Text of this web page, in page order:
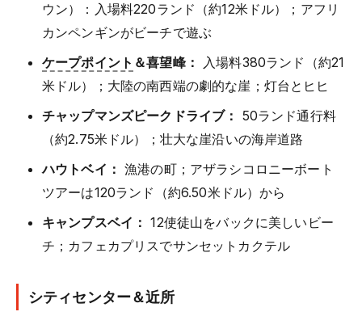
ウン）：入場料220ランド（約12米ドル）；アフリ
カンペンギンがビーチで遊ぶ
ケープポイント ＆喜望峰：
入場料380ランド（約21
米ドル）；大陸の南西端の劇的な崖；灯台とヒヒ
チャップマンズピークドライブ： 50ランド通行料
（約2.75米ドル）；壮大な崖沿いの海岸道路
ハウトベイ： 漁港の町；アザラシコロニーボート
ツアーは120ランド（約6.50米ドル）から
キャンプスベイ： 12使徒山をバックに美しいビー
チ；カフェカプリスでサンセットカクテル
シティセンター＆近所